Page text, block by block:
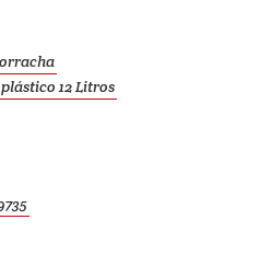
12 Litros